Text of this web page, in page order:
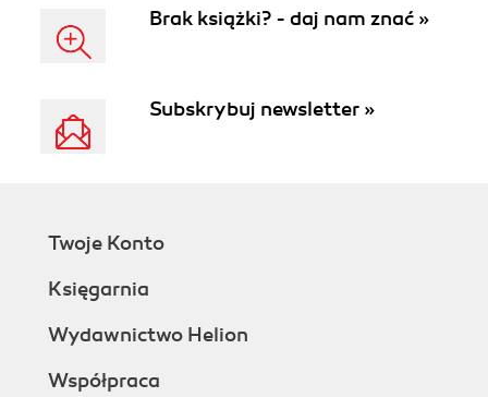
Brak książki? - daj nam znać »
Subskrybuj newsletter »
Twoje Konto
Księgarnia
Wydawnictwo Helion
Współpraca